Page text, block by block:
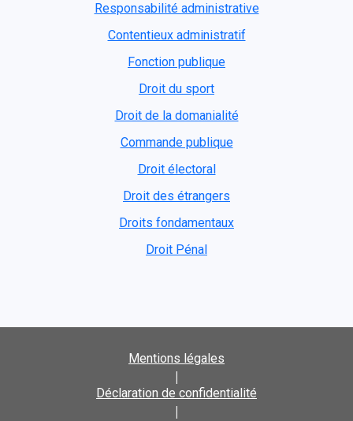
Responsabilité administrative
Contentieux administratif
Fonction publique
Droit du sport
Droit de la domanialité
Commande publique
Droit électoral
Droit des étrangers
Droits fondamentaux
Droit Pénal
Mentions légales
|
Déclaration de confidentialité
|